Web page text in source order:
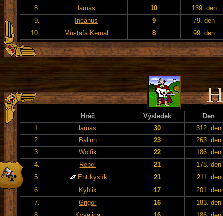
8.
lamas 10
139. den
9.
Incanus 9
79. den
10.
Mustafa Kemal 8 99. den
Hráč Výsledek
Den
1.
lamas 30
312. den
2.
Balinn 23
263. den
3.
Wolfik 22
186. den
4.
Rebel 21
178. den
5.
Ent kyslík 21
211. den
6.
Kyblix 17
201. den
7.
Grigor 16
183. den